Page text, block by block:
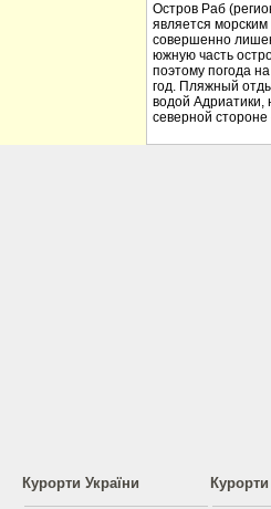
Остров Раб
является морским
совершенно
южную часть
поэтому погода
год. Пляжный
водой Адриатики,
северной
Курорти України Курорти